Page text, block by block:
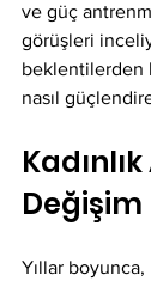
ve güç
görüşleri
beklentilerden
nasıl
Değişim
Yıllar boyunca,